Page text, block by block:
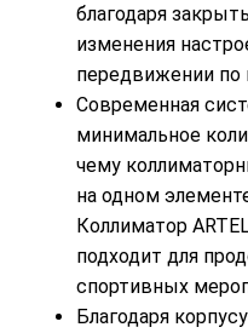
благодаря
изменения
передвижении по
Современная
минимальное
чему
на одном
Коллиматор
подходит для
спортивных
Благодаря